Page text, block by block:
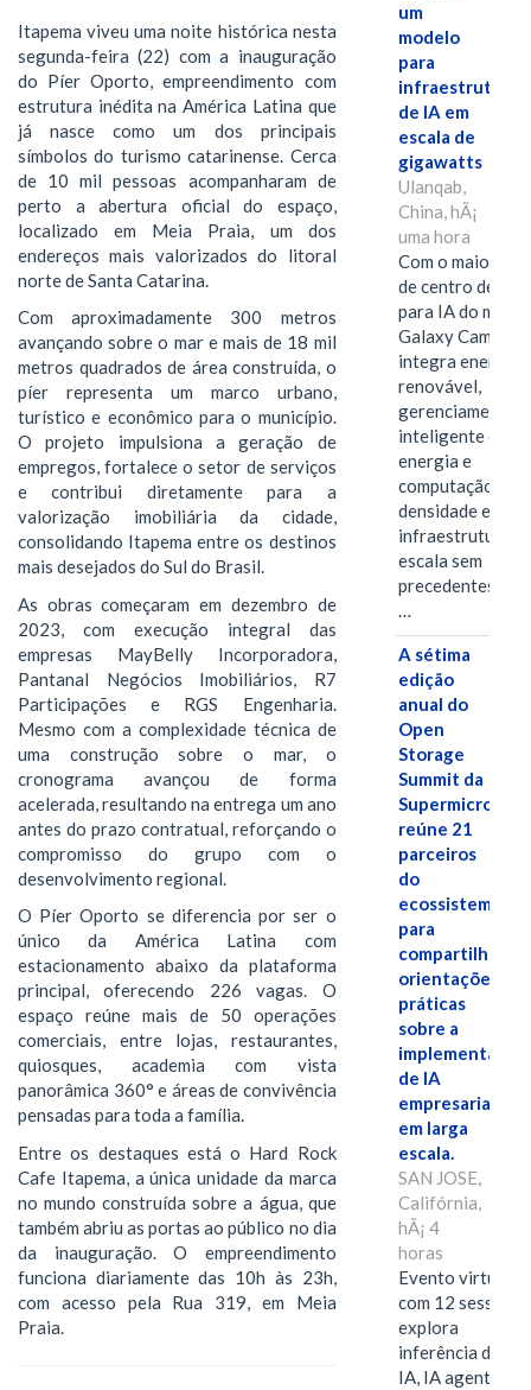
Itapema viveu uma noite histórica nesta
segunda-feira (22) com a inauguração
do Píer Oporto, empreendimento com
estrutura inédita na América Latina que
já nasce como um dos principais
símbolos do turismo catarinense. Cerca
de 10 mil pessoas acompanharam de
perto a abertura oficial do espaço,
localizado em Meia Praia, um dos
endereços mais valorizados do litoral
norte de Santa Catarina.
Com aproximadamente 300 metros
avançando sobre o mar e mais de 18 mil
metros quadrados de área construída, o
píer representa um marco urbano,
turístico e econômico para o município.
O projeto impulsiona a geração de
empregos, fortalece o setor de serviços
e contribui diretamente para a
valorização imobiliária da cidade,
consolidando Itapema entre os destinos
mais desejados do Sul do Brasil.
As obras começaram em dezembro de
2023, com execução integral das
empresas MayBelly Incorporadora,
Pantanal Negócios Imobiliários, R7
Participações e RGS Engenharia.
Mesmo com a complexidade técnica de
uma construção sobre o mar, o
cronograma avançou de forma
acelerada, resultando na entrega um ano
antes do prazo contratual, reforçando o
compromisso do grupo com o
desenvolvimento regional.
O Píer Oporto se diferencia por ser o
único da América Latina com
estacionamento abaixo da plataforma
principal, oferecendo 226 vagas. O
espaço reúne mais de 50 operações
comerciais, entre lojas, restaurantes,
quiosques, academia com vista
panorâmica 360° e áreas de convivência
pensadas para toda a família.
Entre os destaques está o Hard Rock
Cafe Itapema, a única unidade da marca
no mundo construída sobre a água, que
também abriu as portas ao público no dia
da inauguração. O empreendimento
funciona diariamente das 10h às 23h,
com acesso pela Rua 319, em Meia
Praia.
um
modelo
para
infraestrutura
de IA em
escala de
gigawatts
Ulanqab,
China, hÃ¡
uma hora
Com o maior
de centro de
para IA do
Galaxy Campus
integra energia
renovável,
gerenciamento
inteligente de
energia e
computação de
densidade em
infraestrutura
escala sem
…
A sétima
edição
anual do
Open
Storage
Summit da
Supermicro
reúne 21
parceiros
do
ecossistema
para
compartilhar
orientações
práticas
sobre a
implementação
de IA
empresarial
em larga
escala.
SAN JOSE,
Califórnia,
hÃ¡ 4
horas
Evento virtual
com 12 sessões
explora
inferência de
IA, IA agentiva,